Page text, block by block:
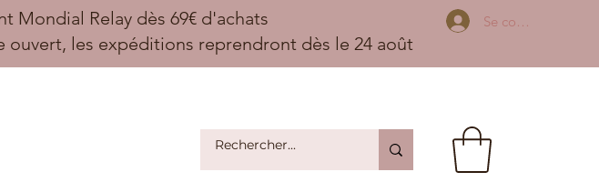
Mondial Relay dès 69€ d'achats
ouvert, les expéditions reprendront dès le 24 août
Se connecter